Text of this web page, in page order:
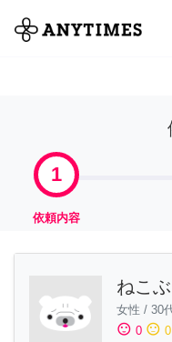
全て
1
依頼内容
ねこ
女性 / 30
sentiment_satisfied 0 sentiment_neutral 0